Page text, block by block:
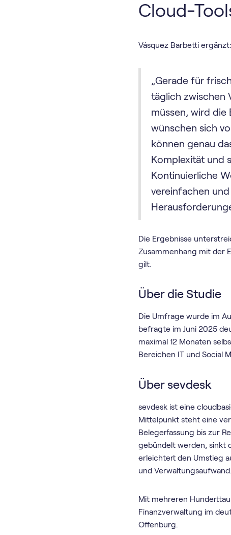
Cloud-
Vásquez Barbetti ergänzt:
„Gerade für
täglich zwischen
müssen, wird die
wünschen sich
können genau
Komplexität und
Kontinuierliche
vereinfachen
Die Ergebnisse
Zusammenhang mit der
gilt.
Über die Studie
Die Umfrage wurde im
befragte im Juni 2025
maximal 12 Monaten
Bereichen IT und Social
Über sevdesk
sevdesk ist eine
Mittelpunkt steht eine
Belegerfassung bis zur
gebündelt werden, sinkt
erleichtert den Umstieg
und
Mit mehreren
Finanzverwaltung im
Offenburg.